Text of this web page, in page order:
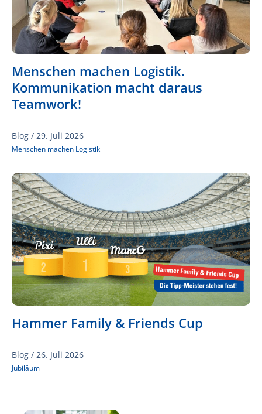
Menschen machen Logistik.
Kommunikation macht daraus
Teamwork!
Blog / 29. Juli 2026
Menschen machen Logistik
Hammer Family & Friends Cup
Blog / 26. Juli 2026
Jubiläum